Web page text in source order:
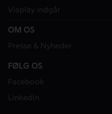
Viaplay indgår
OM OS
Presse & Nyheder
FØLG OS
Facebook
LinkedIn